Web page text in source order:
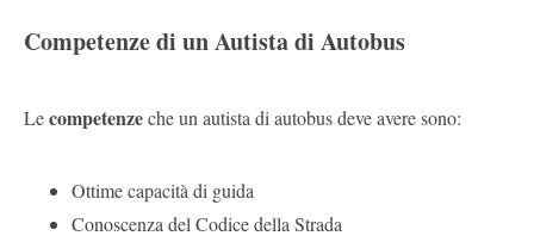
Competenze di un Autista di Autobus
Lecompetenzeche un autista di autobus deve avere sono:
Ottime capacità di guida
Conoscenza del Codice della Strada